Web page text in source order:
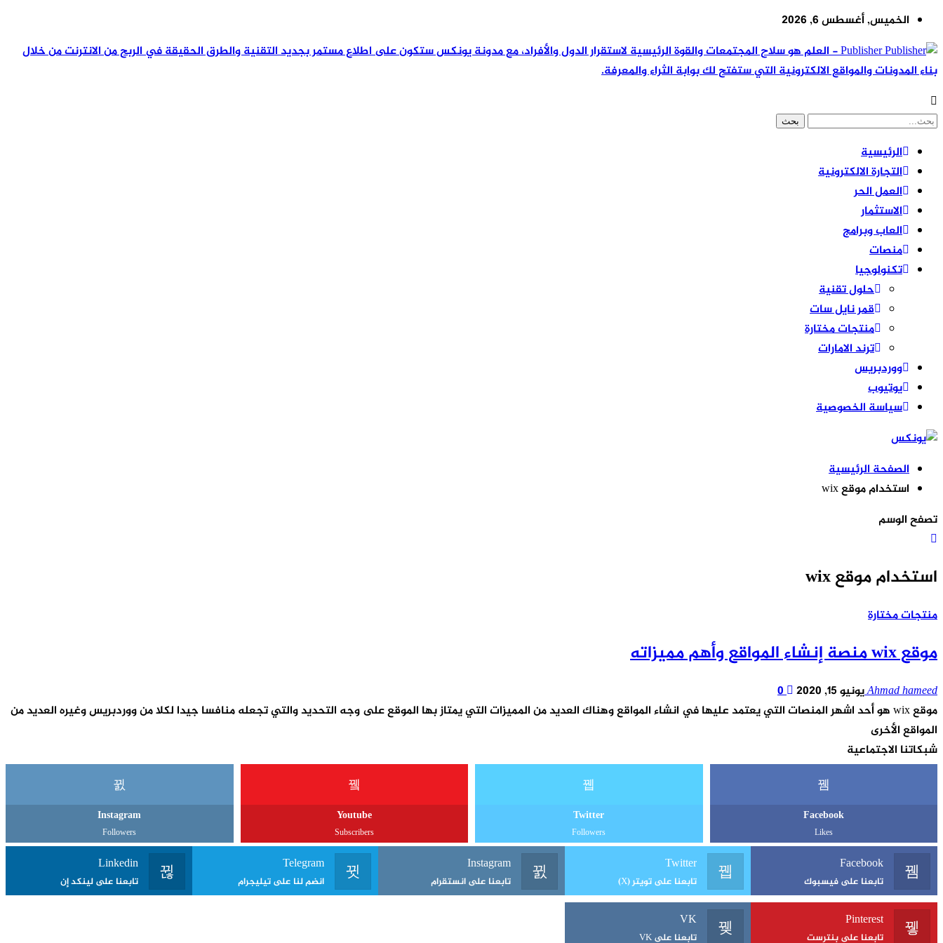
الخميس, أغسطس 6, 2026
Publisher - العلم هو سلاح المجتمعات والقوة الرئيسية لاستقرار الدول والأفراد، مع مدونة يونكس ستكون على اطلاع مستمر بجديد التقنية والطرق الحقيقة في الربح من الانترنت من خلال
بناء المدونات والمواقع الالكترونية التي ستفتح لك بوابة الثراء والمعرفة.
الرئيسية
التجارة الالكترونية
العمل الحر
الاستثمار
العاب وبرامج
منصات
تكنولوجيا
حلول تقنية
قمر نايل سات
منتجات مختارة
ترند الامارات
ووردبريس
يوتيوب
سياسة الخصوصية
الصفحة الرئيسية
استخدام موقع wix
تصفح الوسم
استخدام موقع wix
منتجات مختارة
موقع wix منصة إنشاء المواقع وأهم مميزاته
Ahmad hameedيونيو 15, 2020
0
موقع wix هو أحد اشهر المنصات التي يعتمد عليها في انشاء المواقع وهناك العديد من المميزات التي يمتاز بها الموقع على وجه التحديد والتي تجعله منافسا جيدا لكلا من ووردبريس وغيره العديد من
المواقع الأخرى
شبكاتنا الاجتماعية
Facebook
Likes
Twitter
Followers
Youtube
Subscribers
Instagram
Followers
Facebook
تابعنا على فيسبوك
Twitter
تابعنا على تويتر (X)
Instagram
تابعنا على انستقرام
Telegram
انضم لنا على تيليجرام
Linkedin
تابعنا على لينكد إن
Pinterest
تابعنا على بنترست
VK
تابعنا على VK